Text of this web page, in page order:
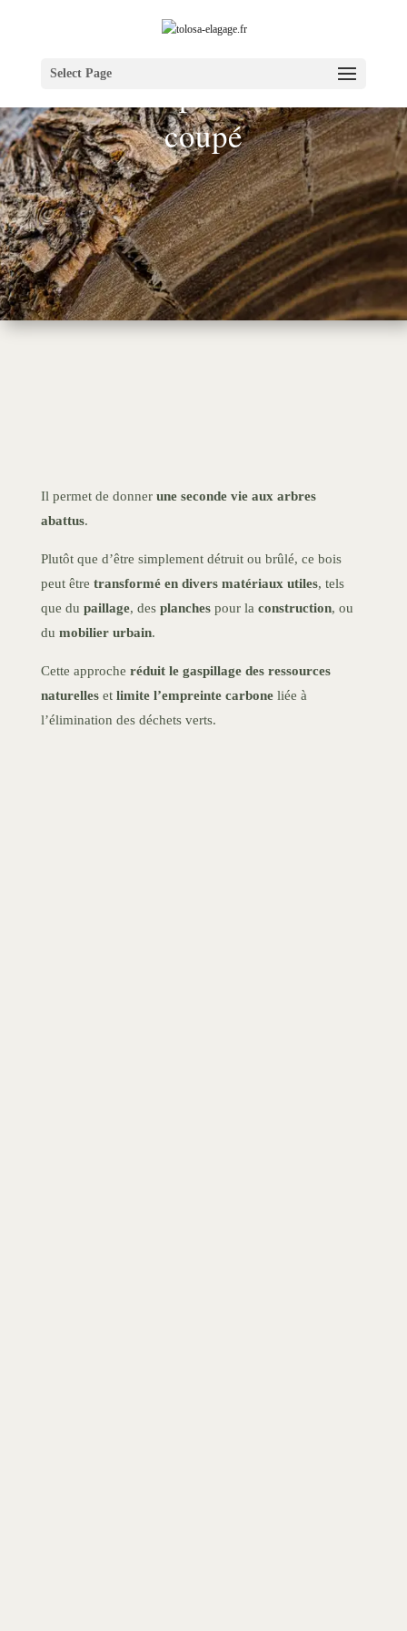
Select Page
Le réemploi du bois
coupé
Il permet de donner une seconde vie aux arbres
abattus.
Plutôt que d’être simplement détruit ou brûlé, ce bois
peut être transformé en divers matériaux utiles, tels
que du paillage, des planchespour la construction, ou
du mobilier urbain.
Cette approche réduit le gaspillage des ressources
naturelleset limite l’empreinte carboneliée à
l’élimination des déchets verts.